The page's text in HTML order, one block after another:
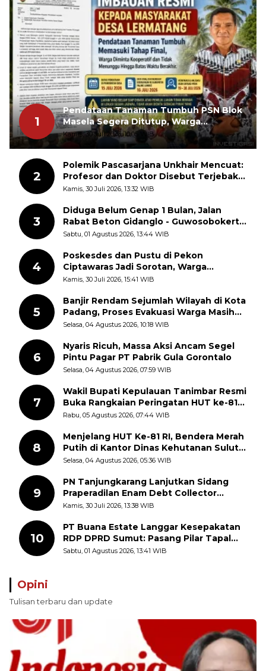
1
Pendataan Tanaman Tumbuh PSN Blok
Masela Segera Ditutup, Warga
Lermatang Diminta Tidak Menunda
Kamis, 30 Juli 2026, 10:05 WIB
2
Polemik Pascasarjana Unkhair Mencuat:
Profesor dan Doktor Disebut Terjebak
dalam Rutinitas Akademik Akhir Pekan
Kamis, 30 Juli 2026, 13:32 WIB
3
Diduga Belum Genap 1 Bulan, Jalan
Rabat Beton Gidanglo - Guwosobokerto
Sudah Pecah
Sabtu, 01 Agustus 2026, 13:44 WIB
4
Poskesdes dan Pustu di Pekon
Ciptawaras Jadi Sorotan, Warga
Keluhkan Fasilitas Terbengkalai dan
Kamis, 30 Juli 2026, 15:41 WIB
5
Banjir Rendam Sejumlah Wilayah di Kota
Padang, Proses Evakuasi Warga Masih
Berlangsung
Selasa, 04 Agustus 2026, 10:18 WIB
6
Nyaris Ricuh, Massa Aksi Ancam Segel
Pintu Pagar PT Pabrik Gula Gorontalo
Selasa, 04 Agustus 2026, 07:59 WIB
7
Wakil Bupati Kepulauan Tanimbar Resmi
Buka Rangkaian Peringatan HUT ke-81
Kemerdekaan RI, ASN Diajak Perkuat
Rabu, 05 Agustus 2026, 07:44 WIB
8
Menjelang HUT Ke-81 RI, Bendera Merah
Putih di Kantor Dinas Kehutanan Sulut
Disorot Warga
Selasa, 04 Agustus 2026, 05:36 WIB
9
PN Tanjungkarang Lanjutkan Sidang
Praperadilan Enam Debt Collector
dengan Pemeriksaan Saksi
Kamis, 30 Juli 2026, 13:38 WIB
10
PT Buana Estate Langgar Kesepakatan
RDP DPRD Sumut: Pasang Pilar Tapal
Batas Sepihak Tanpa Libatkan
Sabtu, 01 Agustus 2026, 13:41 WIB
Opini
Tulisan terbaru dan update